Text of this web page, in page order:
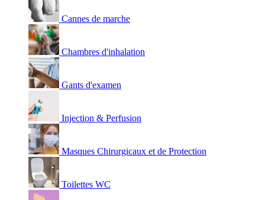
Cannes de marche
Chambres d'inhalation
Gants d'examen
Injection & Perfusion
Masques Chirurgicaux et de Protection
Toilettes WC